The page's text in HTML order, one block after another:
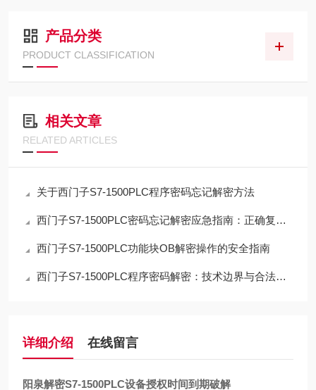
产品分类
PRODUCT CLASSIFICATION
相关文章
RELATED ARTICLES
关于西门子S7-1500PLC程序密码忘记解密方法
西门子S7-1500PLC密码忘记解密应急指南：正确复位流程与数据取舍
西门子S7-1500PLC功能块OB解密操作的安全指南
西门子S7-1500PLC程序密码解密：技术边界与合法路径的深度解析
详细介绍 在线留言
阳泉解密S7-1500PLC设备授权时间到期破解